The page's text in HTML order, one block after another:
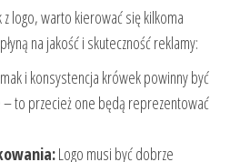
logo, warto kierować się kilkoma
na jakość i skuteczność reklamy:
i konsystencja krówek powinny być
– to przecież one będą reprezentować
Logo musi być dobrze